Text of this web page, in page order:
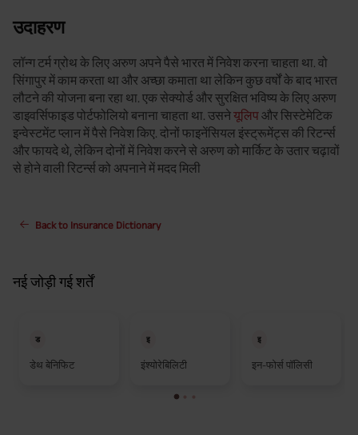
उदाहरण
लॉन्ग टर्म ग्रोथ के लिए अरुण अपने पैसे भारत में निवेश करना चाहता था. वो
सिंगापुर में काम करता था और अच्छा कमाता था लेकिन कुछ वर्षों के बाद भारत
लौटने की योजना बना रहा था. एक सेक्योर्ड और सुरक्षित भविष्य के लिए अरुण
डाइवर्सिफाइड पोर्टफोलियो बनाना चाहता था. उसनेयूलिपऔर सिस्टेमेटिक
इन्वेस्टमेंट प्लान में पैसे निवेश किए. दोनों फाइनेंसियल इंस्ट्रूमेंट्स की रिटर्न्स
और फायदे थे, लेकिन दोनों में निवेश करने से अरुण को मार्किट के उतार चढ़ावों
से होने वाली रिटर्न्स को अपनाने में मदद मिली
Back to Insurance Dictionary
नई जोड़ी गई शर्तें
ड
डेथ बेनिफिट
इ
इंश्योरेबिलिटी
इ
इन-फोर्स पॉलिसी